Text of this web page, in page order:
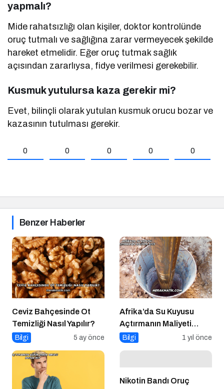
yapmalı?
Mide rahatsızlığı olan kişiler, doktor kontrolünde
oruç tutmalı ve sağlığına zarar vermeyecek şekilde
hareket etmelidir. Eğer oruç tutmak sağlık
açısından zararlıysa, fidye verilmesi gerekebilir.
Kusmuk yutulursa kaza gerekir mi?
Evet, bilinçli olarak yutulan kusmuk orucu bozar ve
kazasının tutulması gerekir.
0 0 0 0 0
Benzer Haberler
Ceviz Bahçesinde Ot
Temizliği Nasıl Yapılır?
Bilgi 5 ay önce
Afrika’da Su Kuyusu
Açtırmanın Maliyeti
2025
Bilgi 1 yıl önce
Nikotin Bandı Oruç